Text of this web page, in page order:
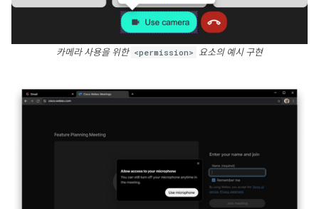
카메라 사용을 위한 <permission> 요소의 예시 구현